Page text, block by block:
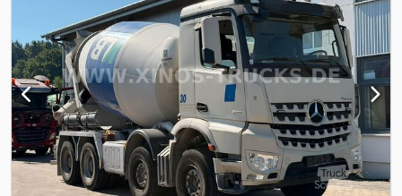
n.b. Aangedreven door hulpaandrijving GVW: 33 ton Banden: 1e as
30%, 2e as 30%, 3e as 30% Kilometerstand: 309.858 km Eerste
registratie: 02-05-2007